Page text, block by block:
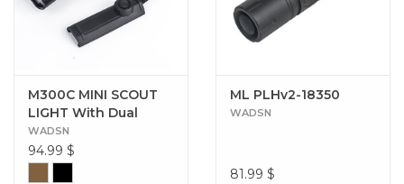
M300C MINI SCOUT
LIGHT With Dual
Function Tape
Switch Version
WADSN
94.99 $
ML PLHv2-18350
WADSN
81.99 $